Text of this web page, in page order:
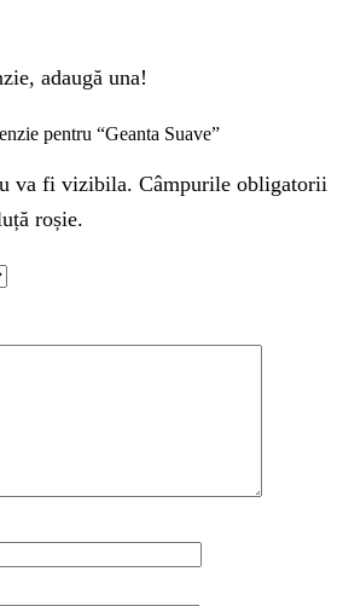
adaugă una!
pentru “Geanta Suave”
va fi vizibila. Câmpurile obligatorii
roșie.